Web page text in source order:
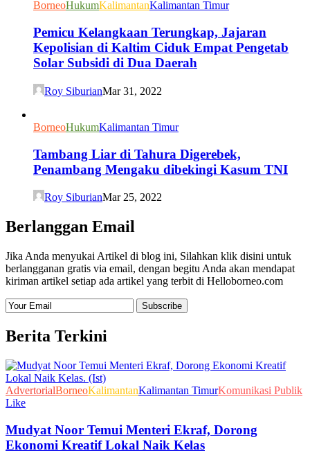
BorneoHukumKalimantanKalimantan Timur
Pemicu Kelangkaan Terungkap, Jajaran
Kepolisian di Kaltim Ciduk Empat Pengetab
Solar Subsidi di Dua Daerah
Roy SiburianMar 31, 2022
BorneoHukumKalimantan Timur
Tambang Liar di Tahura Digerebek,
Penambang Mengaku dibekingi Kasum TNI
Roy SiburianMar 25, 2022
Berlanggan Email
Jika Anda menyukai Artikel di blog ini, Silahkan klik disini untuk
berlangganan gratis via email, dengan begitu Anda akan mendapat
kiriman artikel setiap ada artikel yang terbit di Helloborneo.com
Berita Terkini
AdvertorialBorneoKalimantanKalimantan TimurKomunikasi Publik
Like
Mudyat Noor Temui Menteri Ekraf, Dorong
Ekonomi Kreatif Lokal Naik Kelas